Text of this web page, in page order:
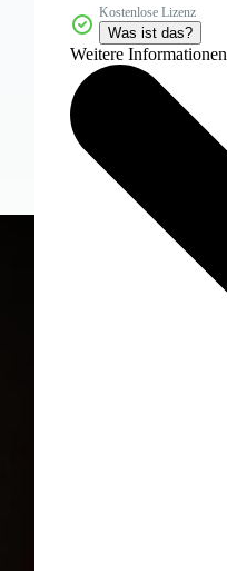
Kostenlose Lizenz
Was ist das?
Weitere Informationen